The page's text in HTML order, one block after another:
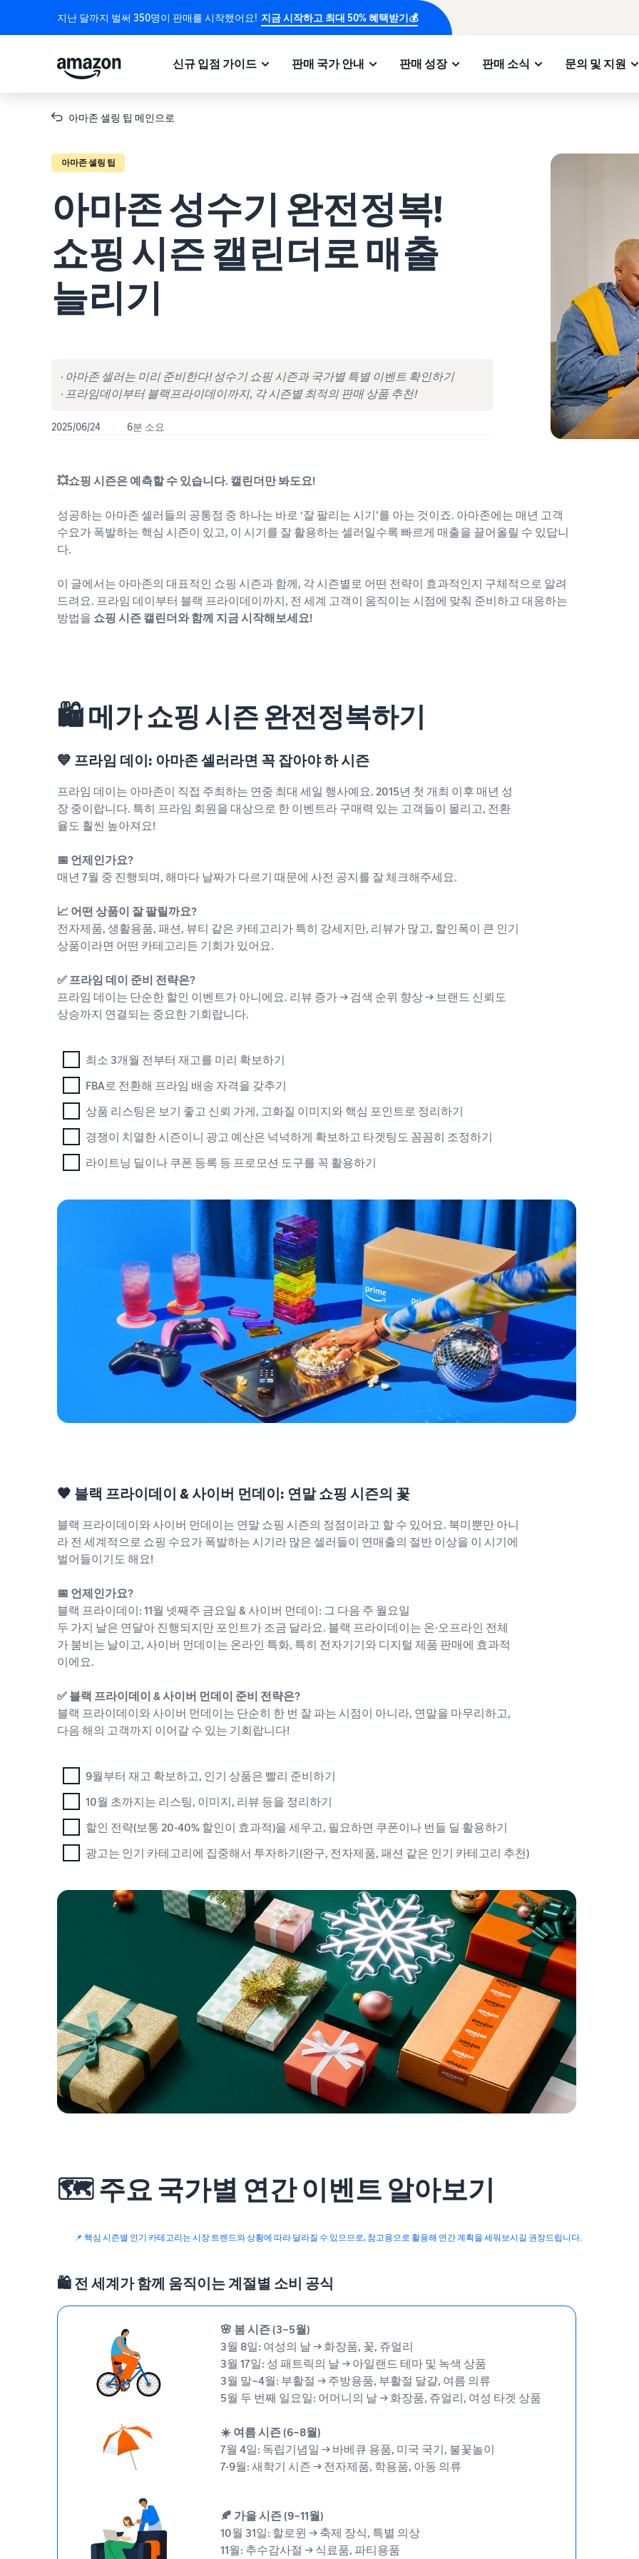
지난 달까지 벌써 350명이 판매를 시작했어요! 지금 시작하고 최대 50% 혜택받기💰
신규 입점 가이드 판매 국가 안내 판매 성장 판매 소식 문의 및 지원
아마존 셀링 팁 메인으로
아마존 셀링 팁
아마존 성수기 완전정복!
쇼핑 시즌 캘린더로 매출
늘리기
· 아마존 셀러는 미리 준비한다! 성수기 쇼핑 시즌과 국가별 특별 이벤트 확인하기
· 프라임데이부터 블랙프라이데이까지, 각 시즌별 최적의 판매 상품 추천!
2025/06/24 6분 소요
💥쇼핑 시즌은 예측할 수 있습니다. 캘린더만 봐도요!
성공하는 아마존 셀러들의 공통점 중 하나는 바로 ‘잘 팔리는 시기’를 아는 것이죠. 아마존에는 매년 고객
수요가 폭발하는 핵심 시즌이 있고, 이 시기를 잘 활용하는 셀러일수록 빠르게 매출을 끌어올릴 수 있답니
다.
이 글에서는 아마존의 대표적인 쇼핑 시즌과 함께, 각 시즌별로 어떤 전략이 효과적인지 구체적으로 알려
드려요. 프라임 데이부터 블랙 프라이데이까지, 전 세계 고객이 움직이는 시점에 맞춰 준비하고 대응하는
방법을 쇼핑 시즌 캘린더와 함께 지금 시작해보세요!
🛍️ 메가 쇼핑 시즌 완전정복하기
💙 프라임 데이: 아마존 셀러라면 꼭 잡아야 하 시즌
프라임 데이는 아마존이 직접 주최하는 연중 최대 세일 행사예요. 2015년 첫 개최 이후 매년 성
장 중이랍니다. 특히 프라임 회원을 대상으로 한 이벤트라 구매력 있는 고객들이 몰리고, 전환
율도 훨씬 높아져요!
📅 언제인가요?
매년 7월 중 진행되며, 해마다 날짜가 다르기 때문에 사전 공지를 잘 체크해주세요.
📈 어떤 상품이 잘 팔릴까요?
전자제품, 생활용품, 패션, 뷰티 같은 카테고리가 특히 강세지만, 리뷰가 많고, 할인폭이 큰 인기
상품이라면 어떤 카테고리든 기회가 있어요.
✅ 프라임 데이 준비 전략은?
프라임 데이는 단순한 할인 이벤트가 아니에요. 리뷰 증가 → 검색 순위 향상 → 브랜드 신뢰도
상승까지 연결되는 중요한 기회랍니다.
최소 3개월 전부터 재고를 미리 확보하기
FBA로 전환해 프라임 배송 자격을 갖추기
상품 리스팅은 보기 좋고 신뢰 가게, 고화질 이미지와 핵심 포인트로 정리하기
경쟁이 치열한 시즌이니 광고 예산은 넉넉하게 확보하고 타겟팅도 꼼꼼히 조정하기
라이트닝 딜이나 쿠폰 등록 등 프로모션 도구를 꼭 활용하기
🖤 블랙 프라이데이 & 사이버 먼데이: 연말 쇼핑 시즌의 꽃
블랙 프라이데이와 사이버 먼데이는 연말 쇼핑 시즌의 정점이라고 할 수 있어요. 북미뿐만 아니
라 전 세계적으로 쇼핑 수요가 폭발하는 시기라 많은 셀러들이 연매출의 절반 이상을 이 시기에
벌어들이기도 해요!
📅 언제인가요?
블랙 프라이데이: 11월 넷째주 금요일 & 사이버 먼데이: 그 다음 주 월요일
두 가지 날은 연달아 진행되지만 포인트가 조금 달라요. 블랙 프라이데이는 온·오프라인 전체
가 붐비는 날이고, 사이버 먼데이는 온라인 특화, 특히 전자기기와 디지털 제품 판매에 효과적
이에요.
✅ 블랙 프라이데이 & 사이버 먼데이 준비 전략은?
블랙 프라이데이와 사이버 먼데이는 단순히 한 번 잘 파는 시점이 아니라, 연말을 마무리하고,
다음 해의 고객까지 이어갈 수 있는 기회랍니다!
9월부터 재고 확보하고, 인기 상품은 빨리 준비하기
10월 초까지는 리스팅, 이미지, 리뷰 등을 정리하기
할인 전략(보통 20-40% 할인이 효과적)을 세우고, 필요하면 쿠폰이나 번들 딜 활용하기
광고는 인기 카테고리에 집중해서 투자하기(완구, 전자제품, 패션 같은 인기 카테고리 추천)
🗺️ 주요 국가별 연간 이벤트 알아보기
📌 핵심 시즌별 인기 카테고리는 시장 트렌드와 상황에 따라 달라질 수 있으므로, 참고용으로 활용해 연간 계획을 세워보시길 권장드립니다.
🛍️ 전 세계가 함께 움직이는 계절별 소비 공식
🌸 봄 시즌 (3~5월)
3월 8일: 여성의 날 → 화장품, 꽃, 쥬얼리
3월 17일: 성 패트릭의 날 → 아일랜드 테마 및 녹색 상품
3월 말~4월: 부활절 → 주방용품, 부활절 달걀, 여름 의류
5월 두 번째 일요일: 어머니의 날 → 화장품, 쥬얼리, 여성 타겟 상품
☀️ 여름 시즌 (6~8월)
7월 4일: 독립기념일 → 바베큐 용품, 미국 국기, 불꽃놀이
7-9월: 새학기 시즌 → 전자제품, 학용품, 아동 의류
🍂 가을 시즌 (9~11월)
10월 31일: 할로윈 → 축제 장식, 특별 의상
11월: 추수감사절 → 식료품, 파티용품